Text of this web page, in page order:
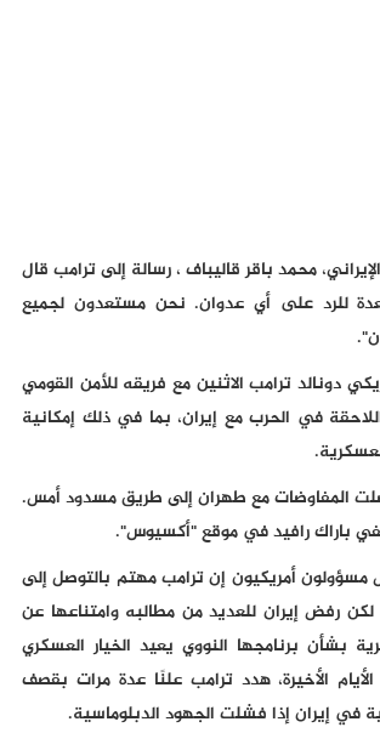
محمد باقر قاليباف ، رسالة إلى ترامب قال
للرد على أي عدوان. نحن مستعدون لجميع
دونالد ترامب الاثنين مع فريقه للأمن القومي
في الحرب مع إيران، بما في ذلك إمكانية
المفاوضات مع طهران إلى طريق مسدود أمس.
باراك رافيد في موقع "أكسيوس".
مسؤولون أمريكيون إن ترامب مهتم بالتوصل إلى
رفض إيران للعديد من مطالبه وامتناعها عن
بشأن برنامجها النووي يعيد الخيار العسكري
الأخيرة، هدد ترامب علنًا عدة مرات بقصف
في إيران إذا فشلت الجهود الدبلوماسية.